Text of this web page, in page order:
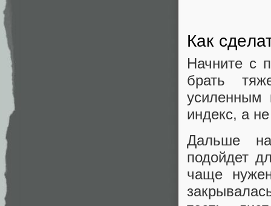
Как
Начните с
брать
усиленным
индекс, а
Дальше
подойдет
чаще